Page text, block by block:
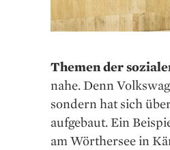
Themen der
nahe. Denn
sondern hat sich
aufgebaut. Ein
am Wörthersee in